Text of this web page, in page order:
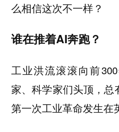
么相信这次不一样？
谁在推着AI奔跑？
工业洪流滚滚向前
家、科学家们头顶，总
第一次工业革命发生在